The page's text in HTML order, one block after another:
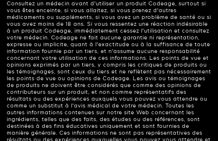
Consultez un médecin avant d'utiliser un produit Codeage, surtout si
vous êtes enceinte, si vous allaitez, si vous prenez d'autres
médicaments ou suppléments, si vous avez un problème de santé ou si
vous avez moins de 18 ans. Si vous ressentez une réaction indésirable
à un produit Codeage, immédiatement cessez l'utilisation et consultez
votre médecin. Codeage ne fait aucune garantie ni représentation,
expresse ou implicite, quant à l'exactitude ou à la suffisance de toute
information fournie par un tiers, et n'assume aucune responsabilité
concernant votre utilisation de ces informations. Les points de vue et
opinions exprimés par un tiers, y compris les critiques de produits ou
les témoignages, sont ceux du tiers et ne reflètent pas nécessairement
les points de vue ou opinions de Codeage. Les avis ou témoignages
de produits ne doivent être considérés que comme des opinions de
contributeurs sur un produit, et non comme représentatifs des
résultats ou des expériences auxquels vous pouvez vous attendre ou
comme un substitut à l'avis médical de votre médecin. Toutes les
autres informations contenues sur notre site Web concernant les
ingrédients, telles que des faits, des études ou des références, sont
destinées à des fins éducatives uniquement et sont fournies de
manière générale. Ces informations ne sont pas représentatives des